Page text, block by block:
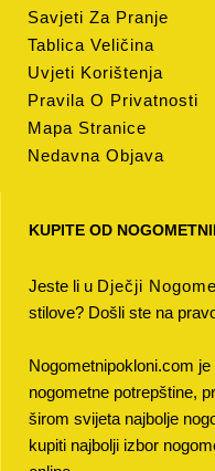
Savjeti Za Pranje
Tablica Veličina
Uvjeti Korištenja
Pravila O Privatnosti
Mapa Stranice
Nedavna Objava
KUPITE OD
Jeste li u Dječji
stilove? Došli ste na
Nogometnipokloni.com
nogometne potrepštine,
širom svijeta najbolje
kupiti najbolji izbor